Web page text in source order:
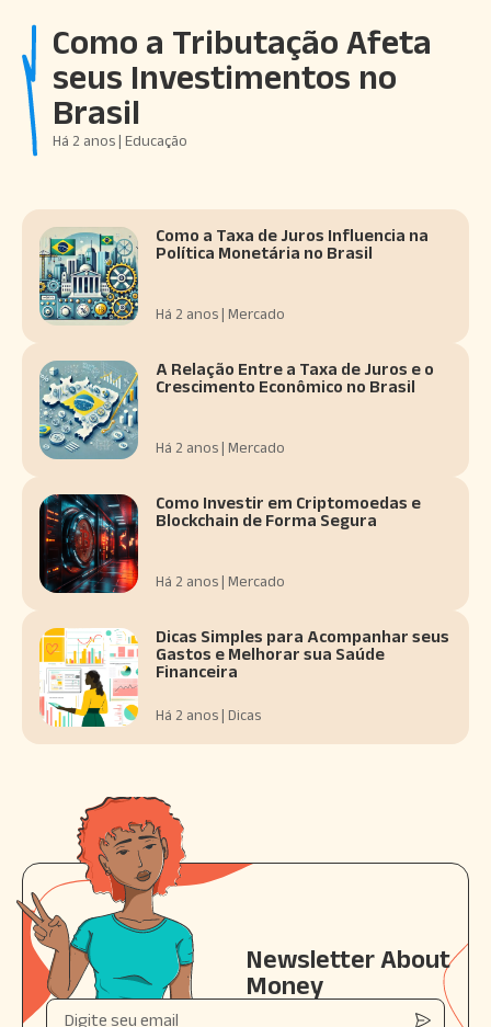
Como a Tributação Afeta
seus Investimentos no
Brasil
Há 2 anos | Educação
Como a Taxa de Juros Influencia na
Política Monetária no Brasil
Há 2 anos | Mercado
A Relação Entre a Taxa de Juros e o
Crescimento Econômico no Brasil
Há 2 anos | Mercado
Como Investir em Criptomoedas e
Blockchain de Forma Segura
Há 2 anos | Mercado
Dicas Simples para Acompanhar seus
Gastos e Melhorar sua Saúde
Financeira
Há 2 anos | Dicas
Newsletter About
Money